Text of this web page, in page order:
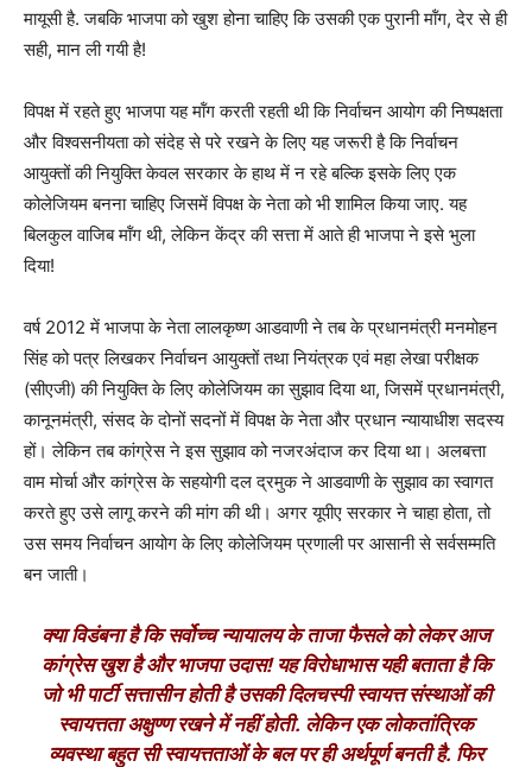
मायूसी है. जबकि भाजपा को खुश होना चाहिए कि उसकी एक पुरानी मॉंग, देर से ही
सही, मान ली गयी है!
विपक्ष में रहते हुए भाजपा यह मॉंग करती रहती थी कि निर्वाचन आयोग की निष्पक्षता
और विश्वसनीयता को संदेह से परे रखने के लिए यह जरूरी है कि निर्वाचन
आयुक्तों की नियुक्ति केवल सरकार के हाथ में न रहे बल्कि इसके लिए एक
कोलेजियम बनना चाहिए जिसमें विपक्ष के नेता को भी शामिल किया जाए. यह
बिलकुल वाजिब मॉंग थी, लेकिन केंद्र की सत्ता में आते ही भाजपा ने इसे भुला
दिया!
वर्ष 2012 में भाजपा के नेता लालकृष्ण आडवाणी ने तब के प्रधानमंत्री मनमोहन
सिंह को पत्र लिखकर निर्वाचन आयुक्तों तथा नियंत्रक एवं महा लेखा परीक्षक
(सीएजी) की नियुक्ति के लिए कोलेजियम का सुझाव दिया था, जिसमें प्रधानमंत्री,
कानूनमंत्री, संसद के दोनों सदनों में विपक्ष के नेता और प्रधान न्यायाधीश सदस्य
हों। लेकिन तब कांग्रेस ने इस सुझाव को नजरअंदाज कर दिया था। अलबत्ता
वाम मोर्चा और कांग्रेस के सहयोगी दल द्रमुक ने आडवाणी के सुझाव का स्वागत
करते हुए उसे लागू करने की मांग की थी। अगर यूपीए सरकार ने चाहा होता, तो
उस समय निर्वाचन आयोग के लिए कोलेजियम प्रणाली पर आसानी से सर्वसम्मति
बन जाती।
क्या विडंबना है कि सर्वोच्च न्यायालय के ताजा फैसले को लेकर आज
कांग्रेस खुश है और भाजपा उदास! यह विरोधाभास यही बताता है कि
जो भी पार्टी सत्तासीन होती है उसकी दिलचस्पी स्वायत्त संस्थाओं की
स्वायत्तता अक्षुण्ण रखने में नहीं होती. लेकिन एक लोकतांत्रिक
व्यवस्था बहुत सी स्वायत्तताओं के बल पर ही अर्थपूर्ण बनती है. फिर